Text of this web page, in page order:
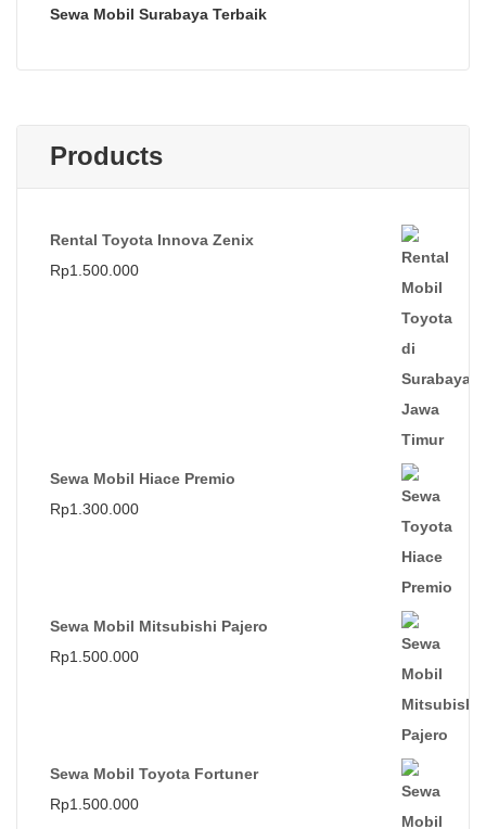
Sewa Mobil Surabaya Terbaik
Products
Rental Toyota Innova Zenix
Rp1.500.000
Sewa Mobil Hiace Premio
Rp1.300.000
Sewa Mobil Mitsubishi Pajero
Rp1.500.000
Sewa Mobil Toyota Fortuner
Rp1.500.000